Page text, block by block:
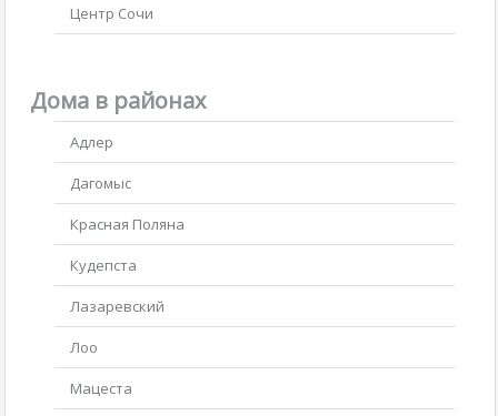
Центр Сочи
Дома в районах
Адлер
Дагомыс
Красная Поляна
Кудепста
Лазаревский
Лоо
Мацеста